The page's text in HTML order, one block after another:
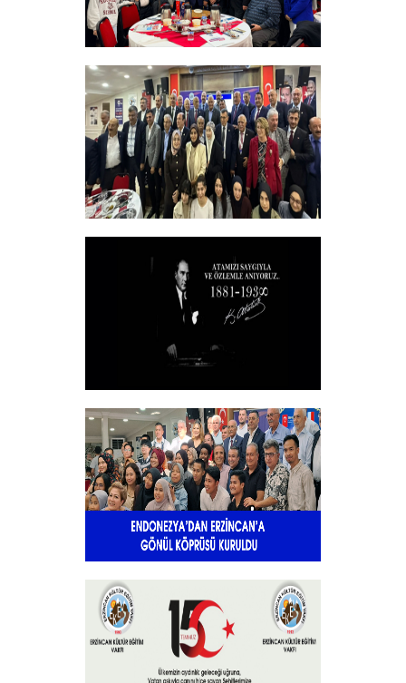
Sadık Ağça Yeniden Başkan Seçildi
+
Vakfımızın 2025-2026 Yılı Burs
Toplantısı Yapıldı.
+
10 KASIM
+
Endonezya’dan Erzincan’a gönül
köprüsü
+